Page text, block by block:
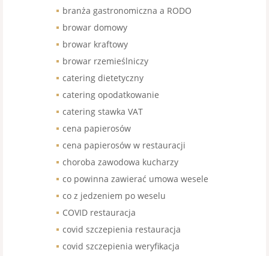
branża gastronomiczna a RODO
browar domowy
browar kraftowy
browar rzemieślniczy
catering dietetyczny
catering opodatkowanie
catering stawka VAT
cena papierosów
cena papierosów w restauracji
choroba zawodowa kucharzy
co powinna zawierać umowa wesele
co z jedzeniem po weselu
COVID restauracja
covid szczepienia restauracja
covid szczepienia weryfikacja